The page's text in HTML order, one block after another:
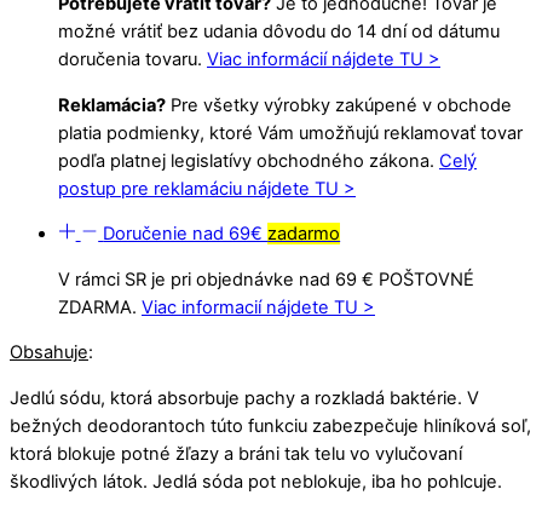
možné vrátiť bez udania dôvodu do 14 dní od dátumu
doručenia tovaru. Viac informácií nájdete TU >
Reklamácia? Pre všetky výrobky zakúpené v obchode
platia podmienky, ktoré Vám umožňujú reklamovať tovar
podľa platnej legislatívy obchodného zákona. Celý
postup pre reklamáciu nájdete TU >
Doručenie nad 69€zadarmo
V rámci SR je pri objednávke nad 69 € POŠTOVNÉ
ZDARMA. Viac informacií nájdete TU >
Obsahuje:
Jedlú sódu, ktorá absorbuje pachy a rozkladá baktérie. V
bežných deodorantoch túto funkciu zabezpečuje hliníková soľ,
ktorá blokuje potné žľazy a bráni tak telu vo vylučovaní
škodlivých látok. Jedlá sóda pot neblokuje, iba ho pohlcuje.